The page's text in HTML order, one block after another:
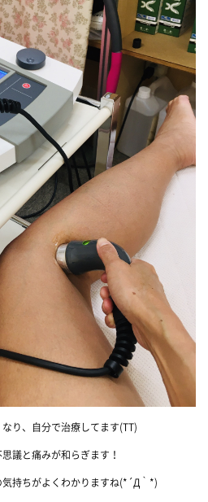
り、自分で治療してます(TT)
議と痛みが和らぎます！
持ちがよくわかりますね(*´Д｀*)